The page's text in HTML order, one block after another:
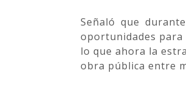
Señaló que
oportunidades
lo que ahora la
obra pública entre